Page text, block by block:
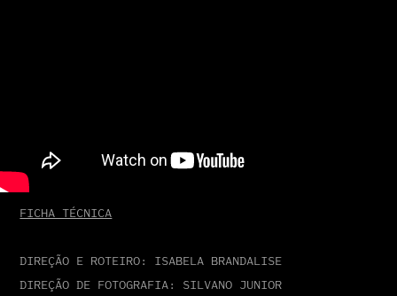
FICHA TÉCNICA
DIREÇÃO E ROTEIRO: ISABELA BRANDALISE
DIREÇÃO DE FOTOGRAFIA: SILVANO JUNIOR